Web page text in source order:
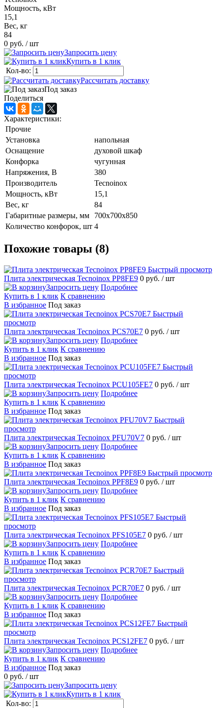
Мощность, кВт
15,1
Вес, кг
84
0 руб. / шт
Запросить цену
Купить в 1 клик
Кол-во:
Рассчитать доставку
Под заказ
Поделиться
Характеристики:
Прочие
Установка
напольная
Оснащение
духовой шкаф
Конфорка
чугунная
Напряжения, В
380
Производитель
Tecnoinox
Мощность, кВт
15,1
Вес, кг
84
Габаритные размеры, мм
700х700х850
Количество конфорок, шт 4
Похожие товары (8)
Быстрый просмотр
Плита электрическая Tecnoinox PP8FE9 0 руб. / шт
Запросить цену Подробнее
Купить в 1 клик К сравнению
В избранное Под заказ
Быстрый
просмотр
Плита электрическая Tecnoinox PCS70E7 0 руб. / шт
Запросить цену Подробнее
Купить в 1 клик К сравнению
В избранное Под заказ
Быстрый
просмотр
Плита электрическая Tecnoinox PCU105FE7 0 руб. / шт
Запросить цену Подробнее
Купить в 1 клик К сравнению
В избранное Под заказ
Быстрый
просмотр
Плита электрическая Tecnoinox PFU70V7 0 руб. / шт
Запросить цену Подробнее
Купить в 1 клик К сравнению
В избранное Под заказ
Быстрый просмотр
Плита электрическая Tecnoinox PPF8E9 0 руб. / шт
Запросить цену Подробнее
Купить в 1 клик К сравнению
В избранное Под заказ
Быстрый
просмотр
Плита электрическая Tecnoinox PFS105E7 0 руб. / шт
Запросить цену Подробнее
Купить в 1 клик К сравнению
В избранное Под заказ
Быстрый
просмотр
Плита электрическая Tecnoinox PCR70E7 0 руб. / шт
Запросить цену Подробнее
Купить в 1 клик К сравнению
В избранное Под заказ
Быстрый
просмотр
Плита электрическая Tecnoinox PCS12FE7 0 руб. / шт
Запросить цену Подробнее
Купить в 1 клик К сравнению
В избранное Под заказ
0 руб. / шт
Запросить цену
Купить в 1 клик
Кол-во: